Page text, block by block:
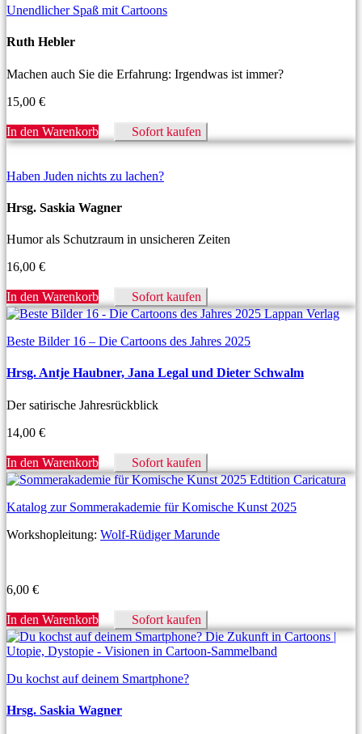
Unendlicher Spaß mit Cartoons
Ruth Hebler
Machen auch Sie die Erfahrung: Irgendwas ist immer?
15,00 €
In den Warenkorb Sofort kaufen
Haben Juden nichts zu lachen?
Hrsg. Saskia Wagner
Humor als Schutzraum in unsicheren Zeiten
16,00 €
In den Warenkorb Sofort kaufen
Beste Bilder 16 – Die Cartoons des Jahres 2025
Hrsg. Antje Haubner, Jana Legal und Dieter Schwalm
Der satirische Jahresrückblick
14,00 €
In den Warenkorb Sofort kaufen
Katalog zur Sommerakademie für Komische Kunst 2025
Workshopleitung: Wolf-Rüdiger Marunde
6,00 €
In den Warenkorb Sofort kaufen
Du kochst auf deinem Smartphone?
Hrsg. Saskia Wagner